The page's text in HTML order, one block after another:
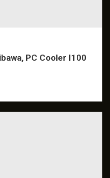
PC Cooler I100